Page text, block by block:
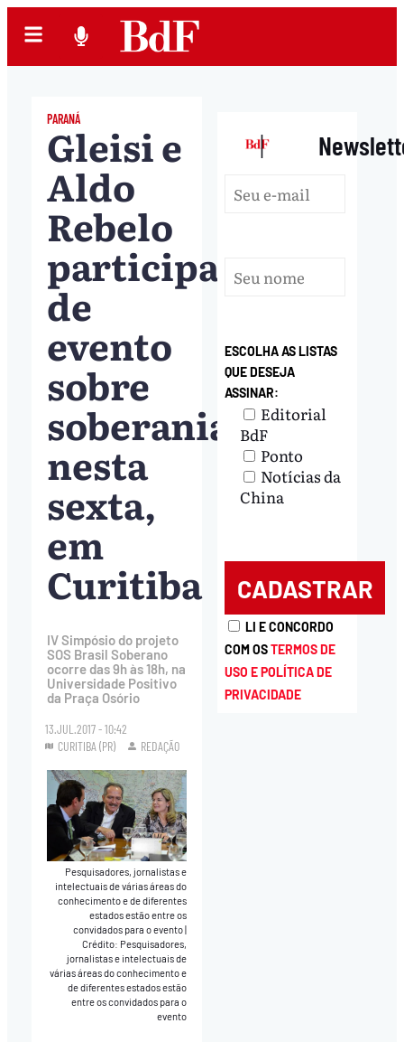
PARANÁ
Gleisi e
Aldo
Rebelo
participam
de
evento
sobre
soberania
nesta
sexta,
em
Curitiba
IV Simpósio do projeto
SOS Brasil Soberano
ocorre das 9h às 18h, na
Universidade Positivo
da Praça Osório
13.JUL.2017 - 10:42
CURITIBA (PR)
REDAÇÃO
Pesquisadores, jornalistas e
intelectuais de várias áreas do
conhecimento e de diferentes
estados estão entre os
convidados para o evento|
Crédito: Pesquisadores,
jornalistas e intelectuais de
várias áreas do conhecimento e
de diferentes estados estão
entre os convidados para o
evento
|
ESCOLHA AS LISTAS
QUE DESEJA
ASSINAR:
Editorial
BdF
Ponto
Notícias da
China
LI E CONCORDO
COM OSTERMOS DE
USO E POLÍTICA DE
PRIVACIDADE